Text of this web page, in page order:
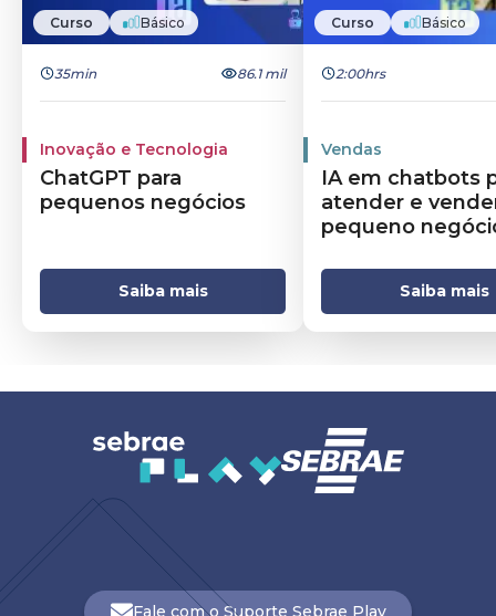
Curso Básico
35min 86.1 mil
Inovação e Tecnologia
ChatGPT para
pequenos negócios
Saiba mais
Curso Básico
2:00hrs
Vendas
IA em chatbots
atender e
pequeno
Saiba mais
Fale com o Suporte Sebrae Play